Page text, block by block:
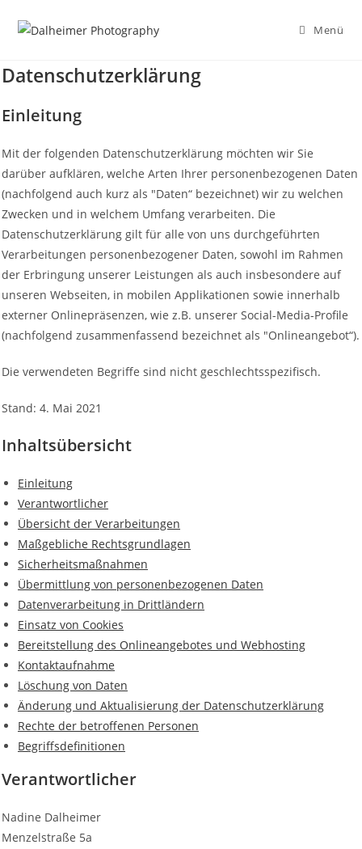
Inhalt
Menü
Datenschutzerklärung
Einleitung
Mit der folgenden Datenschutzerklärung möchten wir Sie
darüber aufklären, welche Arten Ihrer personenbezogenen Daten
(nachfolgend auch kurz als "Daten“ bezeichnet) wir zu welchen
Zwecken und in welchem Umfang verarbeiten. Die
Datenschutzerklärung gilt für alle von uns durchgeführten
Verarbeitungen personenbezogener Daten, sowohl im Rahmen
der Erbringung unserer Leistungen als auch insbesondere auf
unseren Webseiten, in mobilen Applikationen sowie innerhalb
externer Onlinepräsenzen, wie z.B. unserer Social-Media-Profile
(nachfolgend zusammenfassend bezeichnet als "Onlineangebot“).
Die verwendeten Begriffe sind nicht geschlechtsspezifisch.
Stand: 4. Mai 2021
Inhaltsübersicht
Einleitung
Verantwortlicher
Übersicht der Verarbeitungen
Maßgebliche Rechtsgrundlagen
Sicherheitsmaßnahmen
Übermittlung von personenbezogenen Daten
Datenverarbeitung in Drittländern
Einsatz von Cookies
Bereitstellung des Onlineangebotes und Webhosting
Kontaktaufnahme
Löschung von Daten
Änderung und Aktualisierung der Datenschutzerklärung
Rechte der betroffenen Personen
Begriffsdefinitionen
Verantwortlicher
Nadine Dalheimer
Menzelstraße 5a